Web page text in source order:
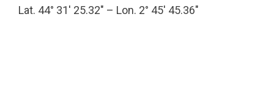
Lat. 44° 31′ 25.32″ – Lon. 2° 45′ 45.36″